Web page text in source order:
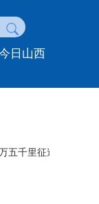
日山西
五千里征途